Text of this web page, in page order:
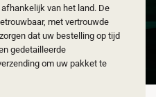
van het land. De
met vertrouwde
dat uw bestelling op tijd
gedetailleerde
om uw pakket te